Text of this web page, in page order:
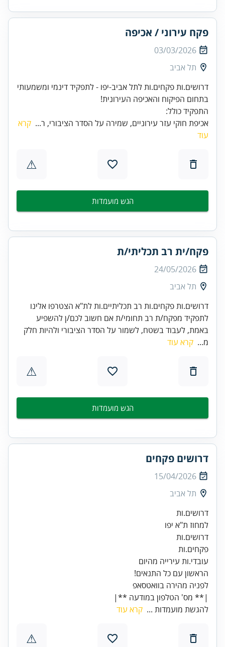
פקח עירוני / אכיפה
03/03/2026
תל אביב
דרושים.ות פקחים.ות לתל אביב-יפו - לתפקיד דינמי ומשמעותי
בתחום הפיקוח והאכיפה העירונית!
התפקיד כולל:
אכיפת חוקי עזר עירוניים, שמירה על הסדר הציבורי, ר... קרא
עוד
⚠
הגש מועמדות
פקח/ית רב תכליתי/ת
24/05/2026
תל אביב
דרושים.ות פקחים.ות רב תכליתיים.ות לת"א הצטרפו אלינו
לתפקיד מפקח/ת רב תחומי/ת אם חשוב לכם/ן להשפיע
באמת, לעבוד בשטח, לשמור על הסדר הציבורי ולהיות חלק
מ... קרא עוד
⚠
הגש מועמדות
דרושים פקחים
15/04/2026
תל אביב
פקחים.ות
הראשון עם כל התנאים!
|** מס' הטלפון במודעה **|
להגשת מועמדות ... קרא עוד
⚠